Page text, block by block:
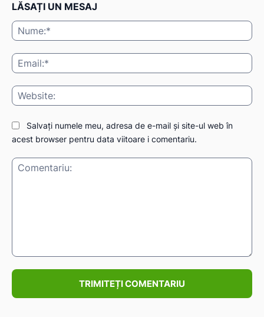
LĂSAȚI UN MESAJ
Salvați numele meu, adresa de e-mail și site-ul web în
acest browser pentru data viitoare i comentariu.